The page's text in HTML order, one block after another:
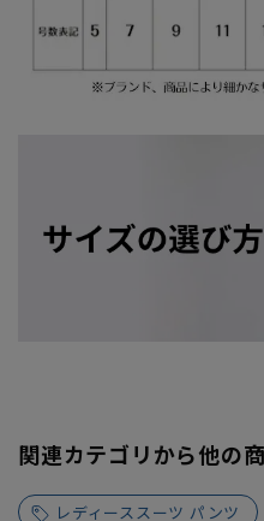
関連カテゴリから他の
レディーススーツ パンツ